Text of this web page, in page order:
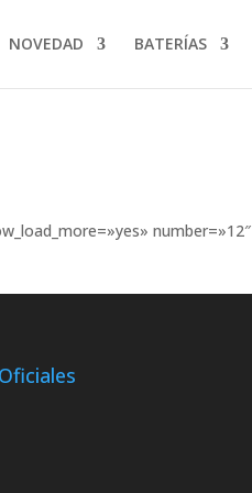
NOVEDAD BATERÍAS
number=»12″